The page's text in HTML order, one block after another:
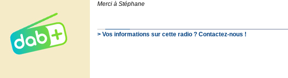
Merci à Stéphane
> Vos informations sur cette radio ? Contactez-nous !